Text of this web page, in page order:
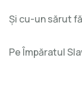
Și cu-un sărut
Pe Împăratul